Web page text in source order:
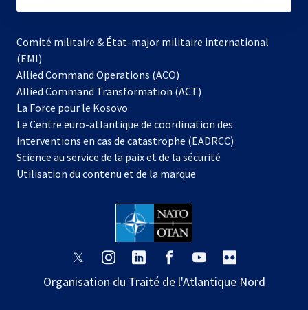
Comité militaire & État-major militaire international
(EMI)
Allied Command Operations (ACO)
dans
nouvel
onglet
Allied Command Transformation (ACT)
La Force pour le Kosovo
dans
un
nouvel
onglet
Le Centre euro-atlantique de coordination des
interventions en cas de catastrophe (EADRCC)
Science au service de la paix et de la sécurité
Utilisation du contenu et de la marque
s’ouvre
un
s’ouvre
un
s’ouvre
un
s’ouvre
un
s’ouvre
un
un
Organisation du Traité de l'Atlantique Nord